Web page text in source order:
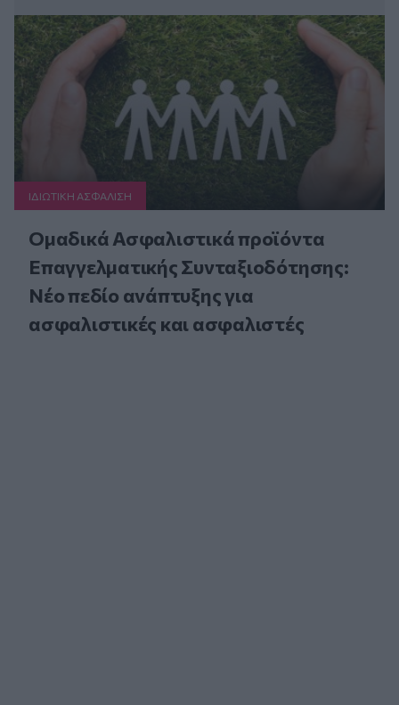
ΙΔΙΩΤΙΚΗ ΑΣΦAΛΙΣΗ
Ομαδικά Ασφαλιστικά προϊόντα
Επαγγελματικής Συνταξιοδότησης:
Νέο πεδίο ανάπτυξης για
ασφαλιστικές και ασφαλιστές